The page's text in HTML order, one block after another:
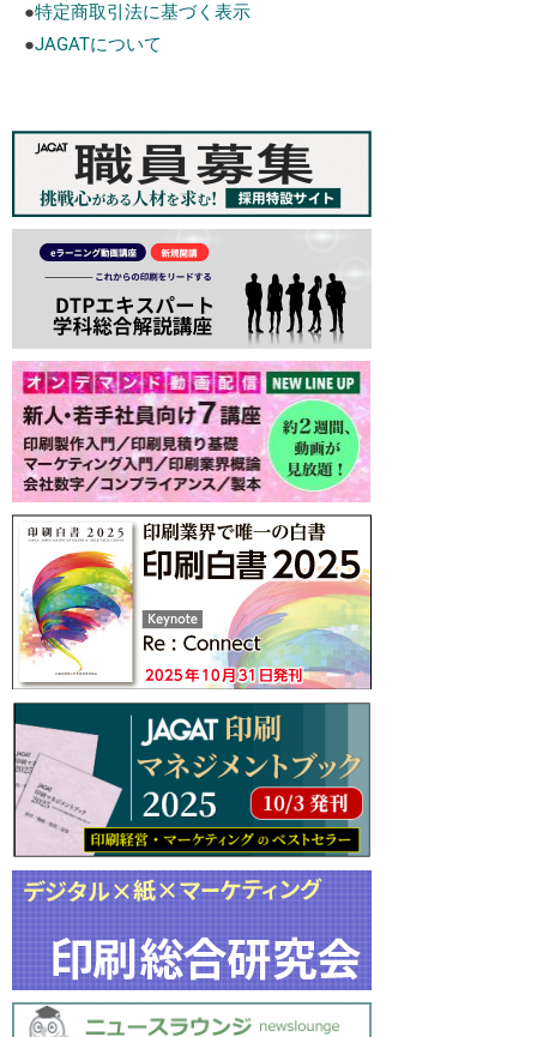
●特定商取引法に基づく表示
●JAGATについて